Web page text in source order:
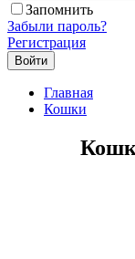
Запомнить
Забыли пароль?
Регистрация
Главная
Кошки